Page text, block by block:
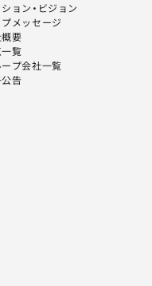
ョン・ビジョン
プメッセージ
要
覧
プ会社一覧
告